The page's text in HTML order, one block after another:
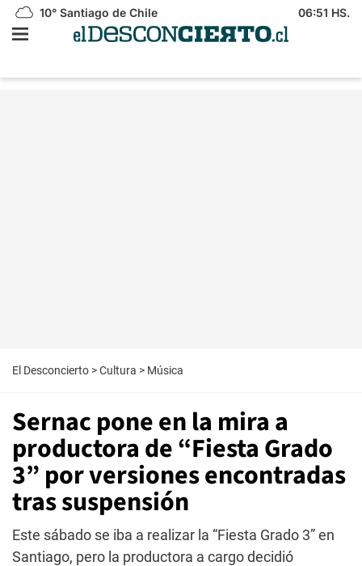
10° Santiago de Chile 06:51 HS.
El Desconcierto >Cultura > Música
Sernac pone en la mira a
productora de “Fiesta Grado
3” por versiones encontradas
tras suspensión
Este sábado se iba a realizar la “Fiesta Grado 3” en
Santiago, pero la productora a cargo decidió